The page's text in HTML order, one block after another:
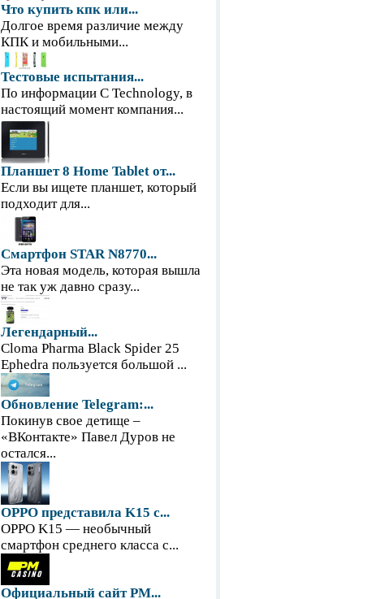
Что купить кпк или...
Долгое время различие между
КПК и мобильными...
Тестовые испытания...
По информации С Technology, в
настоящий момент компания...
Планшет 8 Home Tablet от...
Если вы ищете планшет, который
подходит для...
Смартфон STAR N8770...
Эта новая модель, которая вышла
не так уж давно сразу...
Легендарный...
Cloma Pharma Black Spider 25
Ephedra пользуется большой ...
Обновление Telegram:...
Покинув свое детище –
«ВКонтакте» Павел Дуров не
остался...
OPPO представила K15 с...
OPPO K15 — необычный
смартфон среднего класса с...
Официальный сайт PM...